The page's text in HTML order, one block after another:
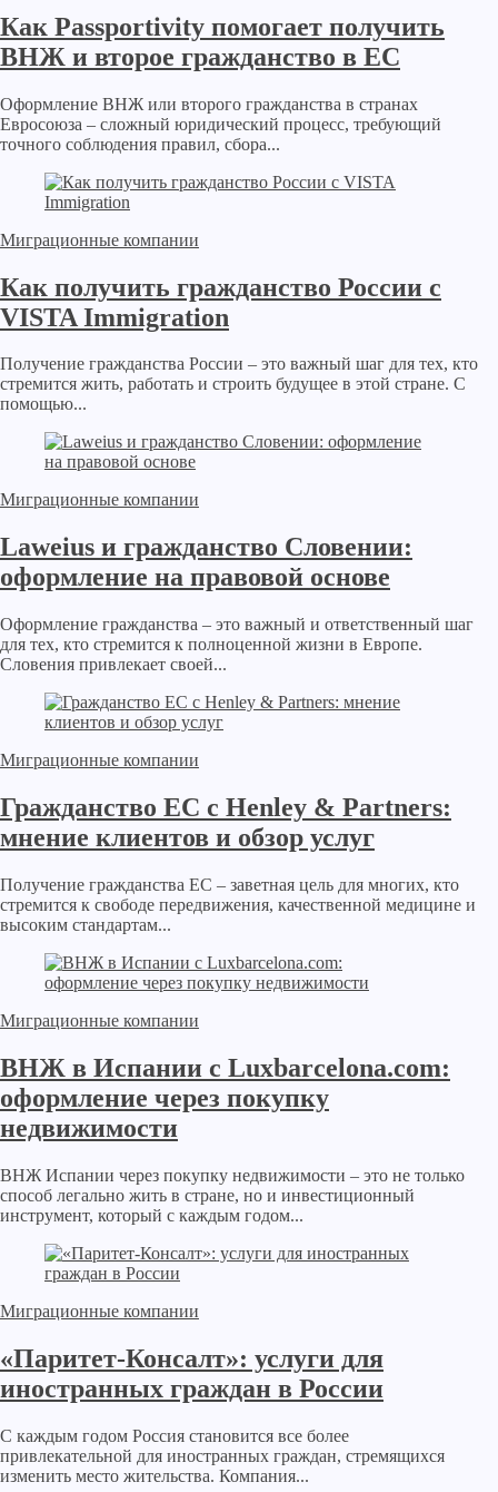
Как Passportivity помогает получить
ВНЖ и второе гражданство в ЕС
Оформление ВНЖ или второго гражданства в странах
Евросоюза – сложный юридический процесс, требующий
точного соблюдения правил, сбора...
Миграционные компании
Как получить гражданство России с
VISTA Immigration
Получение гражданства России – это важный шаг для тех, кто
стремится жить, работать и строить будущее в этой стране. С
помощью...
Миграционные компании
Laweius и гражданство Словении:
оформление на правовой основе
Оформление гражданства – это важный и ответственный шаг
для тех, кто стремится к полноценной жизни в Европе.
Словения привлекает своей...
Миграционные компании
Гражданство ЕС с Henley & Partners:
мнение клиентов и обзор услуг
Получение гражданства ЕС – заветная цель для многих, кто
стремится к свободе передвижения, качественной медицине и
высоким стандартам...
Миграционные компании
ВНЖ в Испании с Luxbarcelona.com:
оформление через покупку
недвижимости
ВНЖ Испании через покупку недвижимости – это не только
способ легально жить в стране, но и инвестиционный
инструмент, который с каждым годом...
Миграционные компании
«Паритет-Консалт»: услуги для
иностранных граждан в России
С каждым годом Россия становится все более
привлекательной для иностранных граждан, стремящихся
изменить место жительства. Компания...